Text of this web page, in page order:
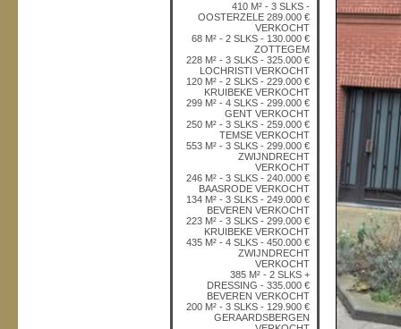
410 M² - 3 SLKS -
OOSTERZELE 289.000 €
VERKOCHT
68 M² - 2 SLKS - 130.000 €
ZOTTEGEM
228 M² - 3 SLKS - 325.000 €
LOCHRISTI VERKOCHT
120 M² - 2 SLKS - 229.000 €
KRUIBEKE VERKOCHT
299 M² - 4 SLKS - 299.000 €
GENT VERKOCHT
250 M² - 3 SLKS - 259.000 €
TEMSE VERKOCHT
553 M² - 3 SLKS - 299.000 €
ZWIJNDRECHT
VERKOCHT
246 M² - 3 SLKS - 240.000 €
BAASRODE VERKOCHT
134 M² - 3 SLKS - 249.000 €
BEVEREN VERKOCHT
223 M² - 3 SLKS - 299.000 €
KRUIBEKE VERKOCHT
435 M² - 4 SLKS - 450.000 €
ZWIJNDRECHT
VERKOCHT
385 M² - 2 SLKS +
DRESSING - 335.000 €
BEVEREN VERKOCHT
200 M² - 3 SLKS - 129.900 €
GERAARDSBERGEN